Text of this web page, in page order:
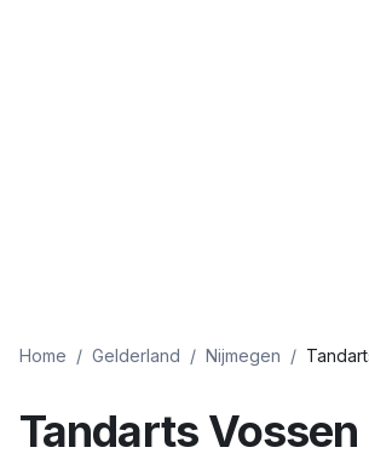
Home / Gelderland / Nijmegen /
Tandarts Vossen